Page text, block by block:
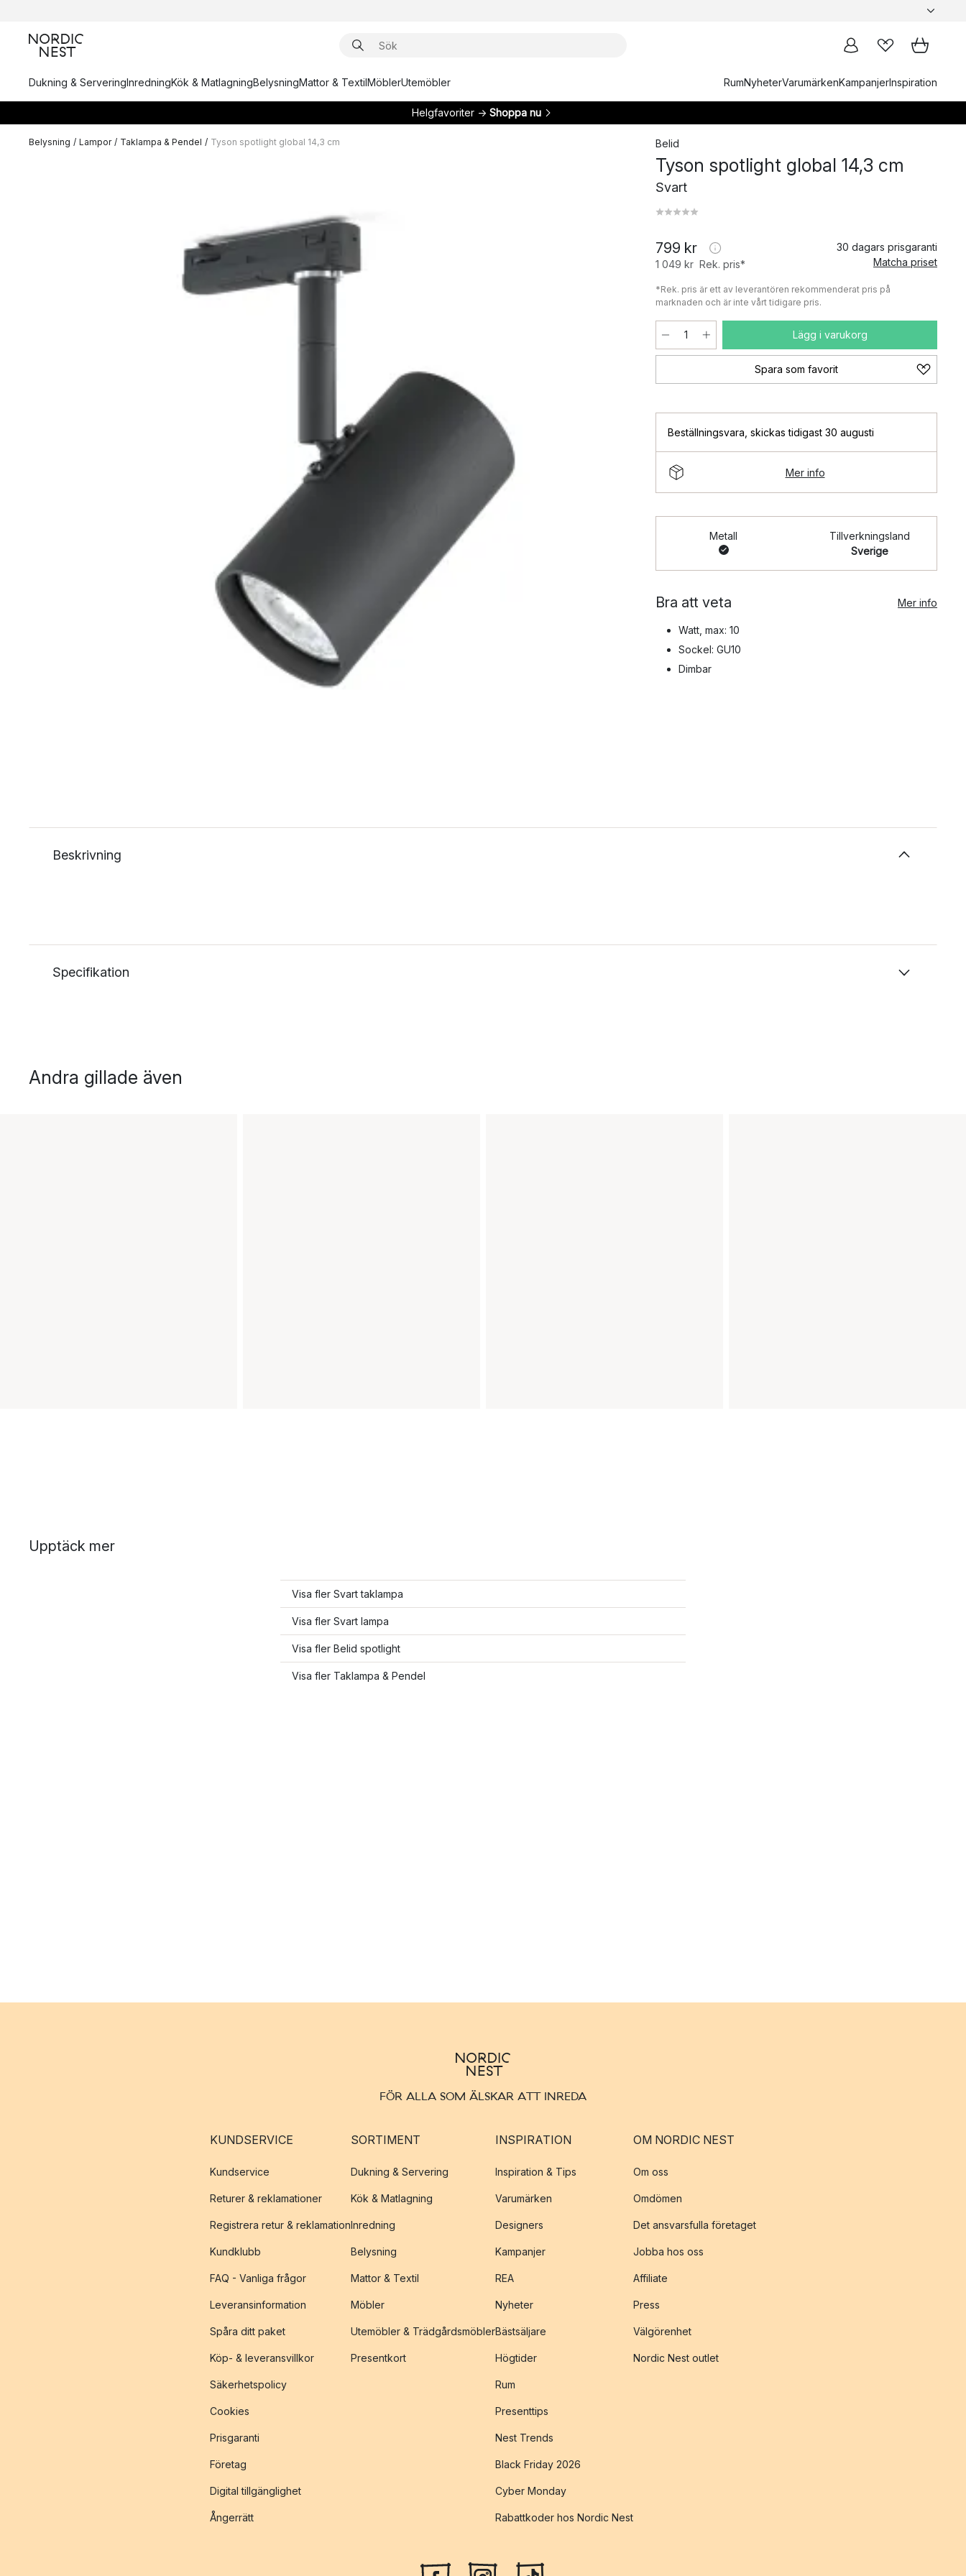
Dukning & ServeringInredningKök & MatlagningBelysningMattor & TextilMöblerUtemöbler RumNyheterVarumärkenKampanjerInspiration
Helgfavoriter → Shoppa nu
Belysning / Lampor / Taklampa & Pendel / Tyson spotlight global 14,3 cm Belid
Tyson spotlight global 14,3 cm
Svart
799 kr
1 049 kr Rek. pris*
30 dagars prisgaranti
Matcha priset
*Rek. pris är ett av leverantören rekommenderat pris på
marknaden och är inte vårt tidigare pris.
Lägg i varukorg
Spara som favorit
Beställningsvara skickas tidigast 30 augusti
Mer info
Metall
Tillverkningsland
Sverige
Bra att veta Mer info
Watt, max: 10
Sockel: GU10
Dimbar
Beskrivning
Specifikation
Andra gillade även
Upptäck mer
Visa fler Svart taklampa
Visa fler Svart lampa
Visa fler Belid spotlight
Visa fler Taklampa & Pendel
FÖR ALLA SOM ÄLSKAR ATT INREDA
KUNDSERVICE
Kundservice
Returer & reklamationer
Registrera retur & reklamation
Kundklubb
FAQ - Vanliga frågor
Leveransinformation
Spåra ditt paket
Köp- & leveransvillkor
Säkerhetspolicy
Cookies
Prisgaranti
Företag
Digital tillgänglighet
Ångerrätt
SORTIMENT
Dukning & Servering
Kök & Matlagning
Inredning
Belysning
Mattor & Textil
Möbler
Utemöbler & Trädgårdsmöbler
Presentkort
INSPIRATION
Inspiration & Tips
Varumärken
Designers
Kampanjer
REA
Nyheter
Bästsäljare
Högtider
Rum
Presenttips
Nest Trends
Black Friday 2026
Cyber Monday
Rabattkoder hos Nordic Nest
OM NORDIC NEST
Om oss
Omdömen
Det ansvarsfulla företaget
Jobba hos oss
Affiliate
Press
Välgörenhet
Nordic Nest outlet